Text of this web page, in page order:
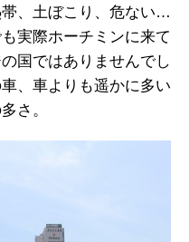
、土ぼこり、危ない…
実際ホーチミンに来て
国ではありませんでし
、車よりも遥かに多い
さ。